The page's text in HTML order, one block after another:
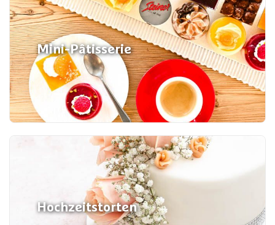
Mini-Pâtisserie
Hochzeitstorten